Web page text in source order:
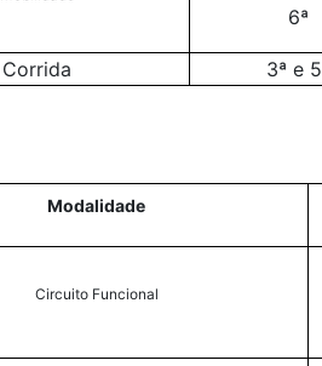
6ª
Corrida 3ª e
Modalidade
Circuito Funcional